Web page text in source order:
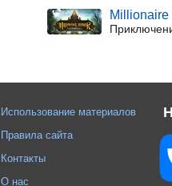
Millionaire
Использование материалов
Правила сайта
Контакты
О нас